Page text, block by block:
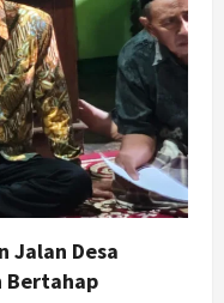
Jalan Desa
Bertahap